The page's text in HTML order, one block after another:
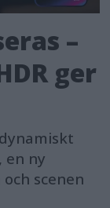
–
ger
en ny
scenen